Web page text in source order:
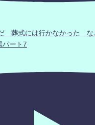
葬式には行かなかった
パート7